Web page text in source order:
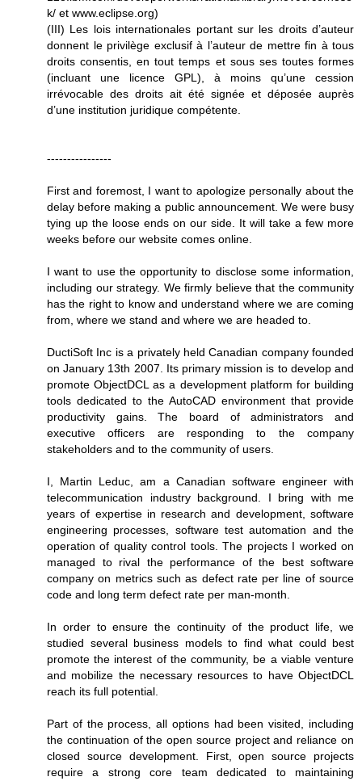
k/ et www.eclipse.org)
(III) Les lois internationales portant sur les droits d’auteur
donnent le privilège exclusif à l’auteur de mettre fin à tous
droits consentis, en tout temps et sous ses toutes formes
(incluant une licence GPL), à moins qu’une cession
irrévocable des droits ait été signée et déposée auprès
d’une institution juridique compétente.
----------------
First and foremost, I want to apologize personally about the
delay before making a public announcement. We were busy
tying up the loose ends on our side. It will take a few more
weeks before our website comes online.
I want to use the opportunity to disclose some information,
including our strategy. We firmly believe that the community
has the right to know and understand where we are coming
from, where we stand and where we are headed to.
DuctiSoft Inc is a privately held Canadian company founded
on January 13th 2007. Its primary mission is to develop and
promote ObjectDCL as a development platform for building
tools dedicated to the AutoCAD environment that provide
productivity gains. The board of administrators and
executive officers are responding to the company
stakeholders and to the community of users.
I, Martin Leduc, am a Canadian software engineer with
telecommunication industry background. I bring with me
years of expertise in research and development, software
engineering processes, software test automation and the
operation of quality control tools. The projects I worked on
managed to rival the performance of the best software
company on metrics such as defect rate per line of source
code and long term defect rate per man-month.
In order to ensure the continuity of the product life, we
studied several business models to find what could best
promote the interest of the community, be a viable venture
and mobilize the necessary resources to have ObjectDCL
reach its full potential.
Part of the process, all options had been visited, including
the continuation of the open source project and reliance on
closed source development. First, open source projects
require a strong core team dedicated to maintaining